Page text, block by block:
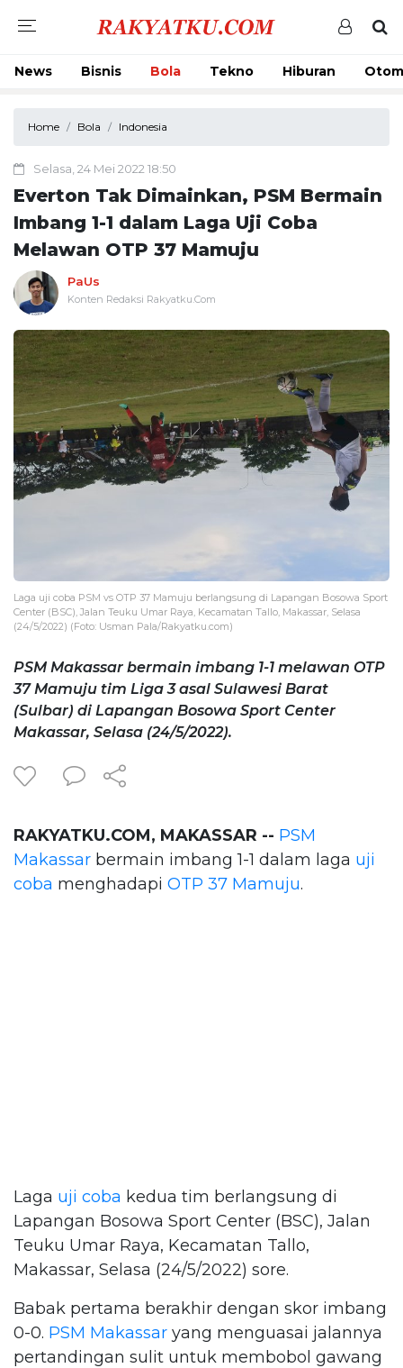
News Bisnis Bola Tekno Hiburan
Home Bola Indonesia
Selasa, 24 Mei 2022 18:50
Everton Tak Dimainkan, PSM Bermain
Imbang 1-1 dalam Laga Uji Coba
Melawan OTP 37 Mamuju
PaUs
Konten Redaksi Rakyatku.Com
Laga uji coba PSM vs OTP 37 Mamuju berlangsung di Lapangan Bosowa Sport
Center (BSC), Jalan Teuku Umar Raya, Kecamatan Tallo, Makassar, Selasa
(24/5/2022) (Foto: Usman Pala/Rakyatku.com)
PSM Makassar bermain imbang 1-1 melawan OTP
37 Mamuju tim Liga 3 asal Sulawesi Barat
(Sulbar) di Lapangan Bosowa Sport Center
Makassar, Selasa (24/5/2022).
RAKYATKU.COM, MAKASSAR -- PSM
Makassar bermain imbang 1-1 dalam laga uji
coba menghadapi OTP 37 Mamuju.
Laga uji coba kedua tim berlangsung di
Lapangan Bosowa Sport Center (BSC), Jalan
Teuku Umar Raya, Kecamatan Tallo,
Makassar, Selasa (24/5/2022) sore.
Babak pertama berakhir dengan skor imbang
0-0. PSM Makassar yang menguasai jalannya
pertandingan sulit untuk membobol gawang